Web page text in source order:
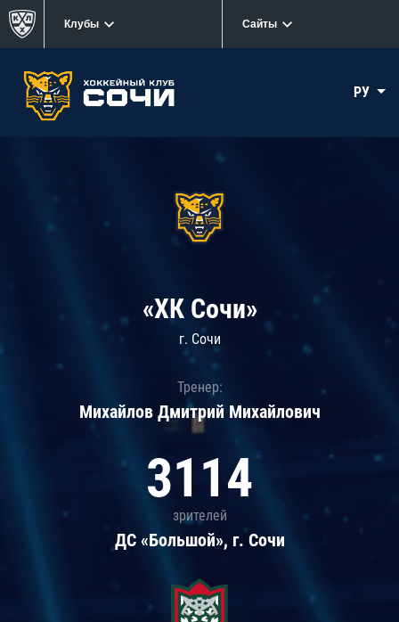
Клубы Сайты
РУ
«ХК Сочи»
г. Сочи
Тренер:
Михайлов Дмитрий Михайлович
3114
зрителей
ДС «Большой», г. Сочи